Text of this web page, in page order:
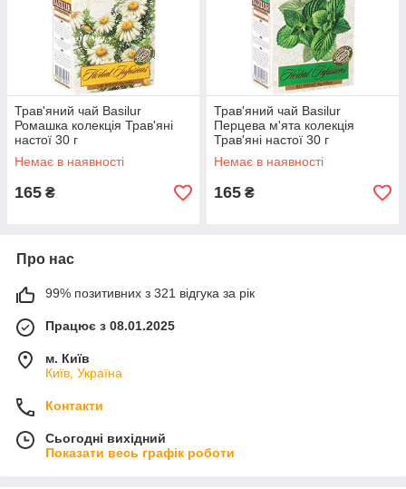
Трав'яний чай Basilur
Ромашка колекція Трав'яні
настої 30 г
Немає в наявності
165 ₴
Трав'яний чай Basilur
Перцева м'ята колекція
Трав'яні настої 30 г
Немає в наявності
165 ₴
Про нас
99% позитивних з 321 відгука за рік
Працює з 08.01.2025
м. Київ
Київ, Україна
Контакти
Сьогодні вихідний
Показати весь графік роботи